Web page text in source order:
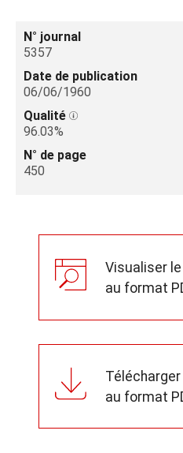
N° journal
5357
Date de publication
06/06/1960
Qualité
96.03%
N° de page
450
Visualiser le
au format
Télécharger
au format